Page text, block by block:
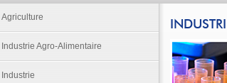
Agriculture
Industrie Agro-Alimentaire
Industrie